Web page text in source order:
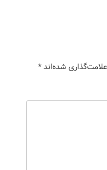
شده‌اند*